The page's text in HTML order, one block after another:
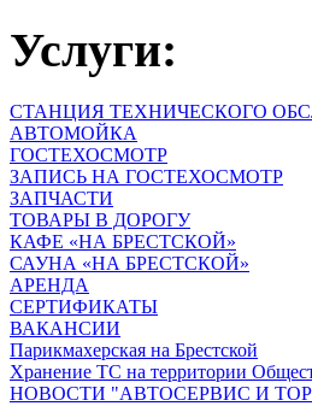
Услуги:
СТАНЦИЯ ТЕХНИЧЕСКОГО
АВТОМОЙКА
ГОСТЕХОСМОТР
ЗАПИСЬ НА ГОСТЕХОСМОТР
ЗАПЧАСТИ
ТОВАРЫ В ДОРОГУ
КАФЕ «НА БРЕСТСКОЙ»
САУНА «НА БРЕСТСКОЙ»
АРЕНДА
СЕРТИФИКАТЫ
ВАКАНСИИ
Парикмахерская на Брестской
Хранение ТС на территории
НОВОСТИ "АВТОСЕРВИС И